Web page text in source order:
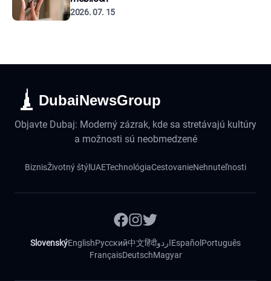
2026. 07. 15
DubaiNewsGroup
Objavte Dubaj: Moderný zázrak, kde sa stretávajú kultúry
a možnosti sú neobmedzené
BiznisŽivotný štýl UAETechnológiaCestovanieNehnuteľnosti
SlovenskýEnglishРусский中文हिंदीاردوEspañol Português
FrançaisDeutschMagyar